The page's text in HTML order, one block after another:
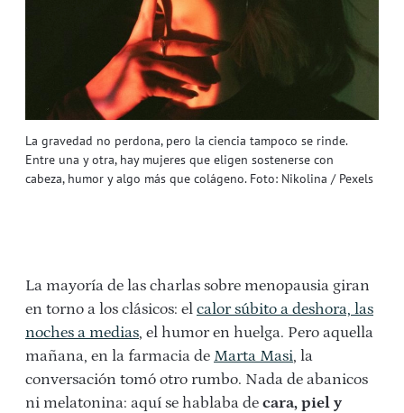
La gravedad no perdona, pero la ciencia tampoco se rinde.
Entre una y otra, hay mujeres que eligen sostenerse con
cabeza, humor y algo más que colágeno. Foto: Nikolina / Pexels
La mayoría de las charlas sobre menopausia giran
en torno a los clásicos: el calor súbito a deshora, las
noches a medias, el humor en huelga. Pero aquella
mañana, en la farmacia de Marta Masi, la
conversación tomó otro rumbo. Nada de abanicos
ni melatonina: aquí se hablaba de cara, piel y